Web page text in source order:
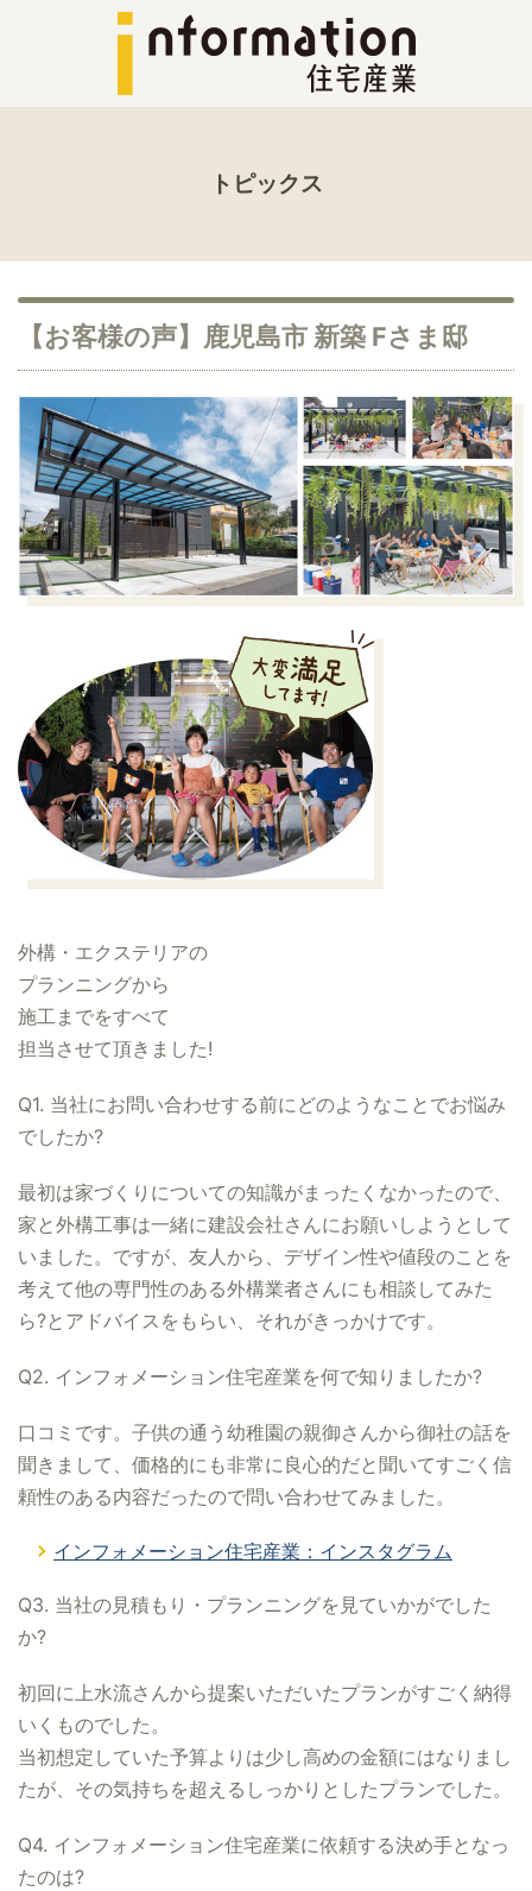
トピックス
【お客様の声】鹿児島市 新築 Fさま邸
外構・エクステリアの
プランニングから
施工までをすべて
担当させて頂きました!
Q1. 当社にお問い合わせする前にどのようなことでお悩み
でしたか?
最初は家づくりについての知識がまったくなかったので、
家と外構工事は一緒に建設会社さんにお願いしようとして
いました。ですが、友人から、デザイン性や値段のことを
考えて他の専門性のある外構業者さんにも相談してみた
ら?とアドバイスをもらい、それがきっかけです。
Q2. インフォメーション住宅産業を何で知りましたか?
口コミです。子供の通う幼稚園の親御さんから御社の話を
聞きまして、価格的にも非常に良心的だと聞いてすごく信
頼性のある内容だったので問い合わせてみました。
インフォメーション住宅産業：インスタグラム
Q3. 当社の見積もり・プランニングを見ていかがでした
か?
初回に上水流さんから提案いただいたプランがすごく納得
いくものでした。
当初想定していた予算よりは少し高めの金額にはなりまし
たが、その気持ちを超えるしっかりとしたプランでした。
Q4. インフォメーション住宅産業に依頼する決め手となっ
たのは?